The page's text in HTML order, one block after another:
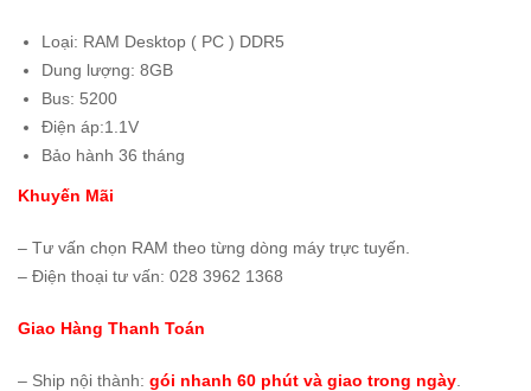
Loại: RAM Desktop ( PC ) DDR5
Dung lượng: 8GB
Bus: 5200
Điện áp:1.1V
Bảo hành 36 tháng
Khuyến Mãi
– Tư vấn chọn RAM theo từng dòng máy trực tuyến.
– Điện thoại tư vấn: 028 3962 1368
Giao Hàng Thanh Toán
– Ship nội thành: gói nhanh 60 phút và giao trong ngày